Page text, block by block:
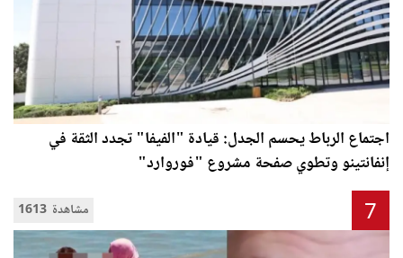
اجتماع الرباط يحسم الجدل: قيادة "الفيفا" تجدد الثقة في
إنفانتينو وتطوي صفحة مشروع "فوروارد"
1613 مشاهدة 7